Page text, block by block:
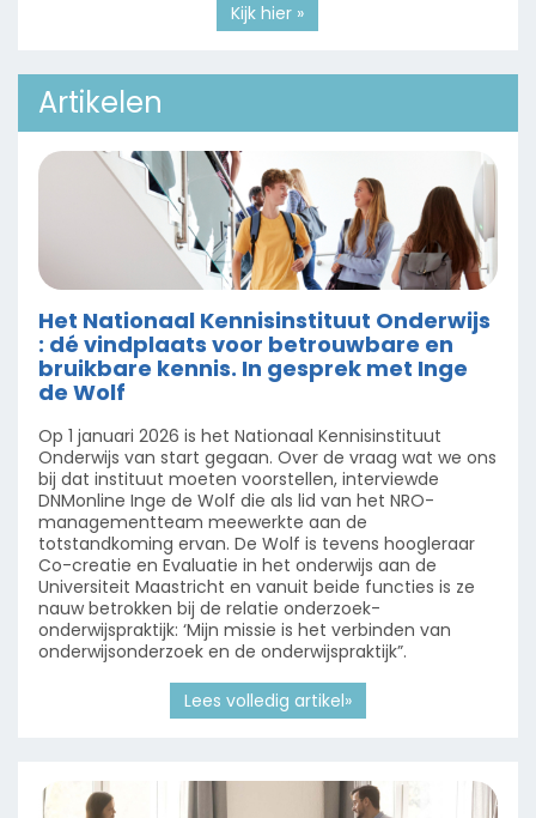
Kijk hier »
Artikelen
Het Nationaal Kennisinstituut Onderwijs
: dé vindplaats voor betrouwbare en
bruikbare kennis. In gesprek met Inge
de Wolf
Op 1 januari 2026 is het Nationaal Kennisinstituut
Onderwijs van start gegaan. Over de vraag wat we ons
bij dat instituut moeten voorstellen, interviewde
DNMonline Inge de Wolf die als lid van het NRO-
managementteam meewerkte aan de
totstandkoming ervan. De Wolf is tevens hoogleraar
Co-creatie en Evaluatie in het onderwijs aan de
Universiteit Maastricht en vanuit beide functies is ze
nauw betrokken bij de relatie onderzoek-
onderwijspraktijk: ‘Mijn missie is het verbinden van
onderwijsonderzoek en de onderwijspraktijk”.
Lees volledig artikel»